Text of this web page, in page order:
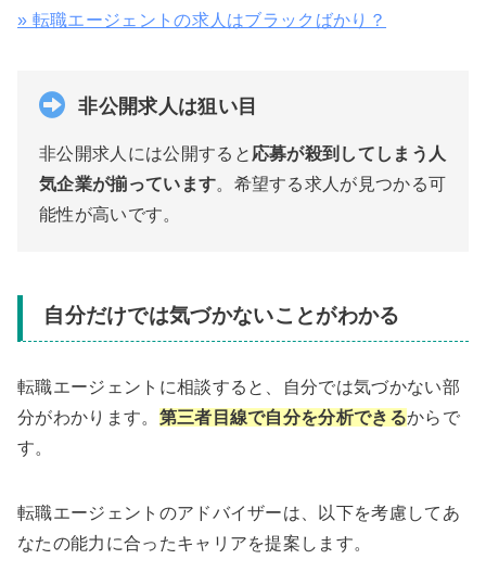
» 転職エージェントの求人はブラックばかり？
非公開求人は狙い目
非公開求人には公開すると 応募が殺到してしまう人
気企業が揃っています。希望する求人が見つかる可
能性が高いです。
自分だけでは気づかないことがわかる
転職エージェントに相談すると、自分では気づかない部
分がわかります。 第三者目線で自分を分析できるからで
す。
転職エージェントのアドバイザーは、以下を考慮してあ
なたの能力に合ったキャリアを提案します。